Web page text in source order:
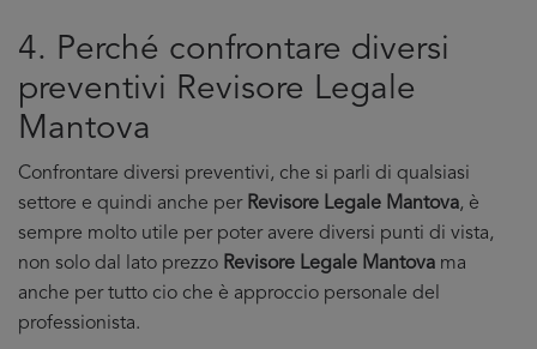
4. Perché confrontare diversi
preventivi Revisore Legale
Mantova
Confrontare diversi preventivi, che si parli di qualsiasi
settore e quindi anche per Revisore Legale Mantova, è
sempre molto utile per poter avere diversi punti di vista,
non solo dal lato prezzo Revisore Legale Mantova ma
anche per tutto cio che è approccio personale del
professionista.